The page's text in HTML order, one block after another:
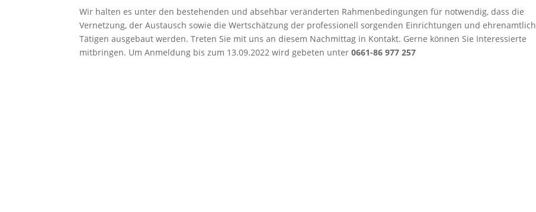
Wir halten es unter den bestehenden und absehbar veränderten Rahmenbedingungen für notwendig, dass die
Vernetzung, der Austausch sowie die Wertschätzung der professionell sorgenden Einrichtungen und ehrenamtlich
Tätigen ausgebaut werden. Treten Sie mit uns an diesem Nachmittag in Kontakt. Gerne können Sie Interessierte
mitbringen. Um Anmeldung bis zum 13.09.2022 wird gebeten unter0661-86 977 257